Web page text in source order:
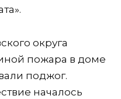
округа
пожара в доме
поджог.
началось